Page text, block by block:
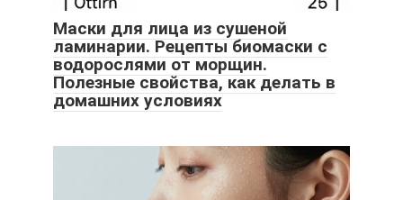
Маски для лица из сушеной
ламинарии. Рецепты биомаски с
водорослями от морщин.
Полезные свойства, как делать в
домашних условиях